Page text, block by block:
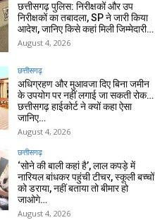
छत्तीसगढ़ पुलिस: निरीक्षकों और उप
निरीक्षकों का तबादला, SP ने जारी किया
आदेश, जानिए किसे कहां मिली जिम्मेदारी…
August 4, 2026
छत्तीसगढ़
अधिग्रहण और मुआवजा दिए बिना जमीन
के उपयोग पर नहीं लगाई जा सकती रोक…
छत्तीसगढ़ हाईकोर्ट ने क्यों कहा ऐसा
जानिए…
August 4, 2026
छत्तीसगढ़
‘सोने की बाली कहां है’, लाल कपड़े में
नारियल बांधकर पहुंची टीचर, स्कूली बच्चों
को डराया, नहीं बताया तो बीमार हो
जाओगे…
August 4, 2026